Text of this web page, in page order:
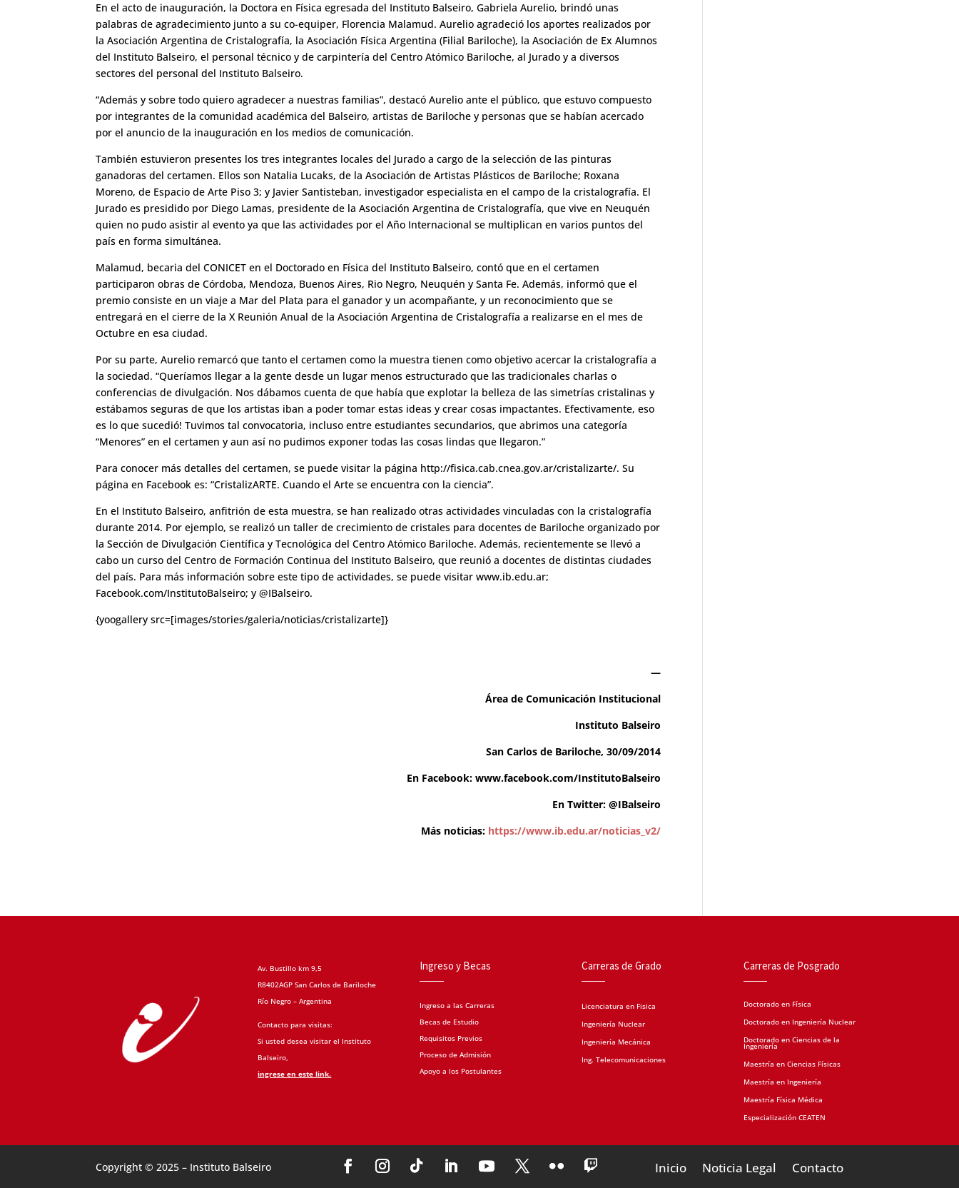
En el acto de inauguración, la Doctora en Física egresada del Instituto Balseiro, Gabriela Aurelio, brindó unas
palabras de agradecimiento junto a su co-equiper, Florencia Malamud. Aurelio agradeció los aportes realizados por
la Asociación Argentina de Cristalografía, la Asociación Física Argentina (Filial Bariloche), la Asociación de Ex Alumnos
del Instituto Balseiro, el personal técnico y de carpintería del Centro Atómico Bariloche, al Jurado y a diversos
sectores del personal del Instituto Balseiro.
“Además y sobre todo quiero agradecer a nuestras familias”, destacó Aurelio ante el público, que estuvo compuesto
por integrantes de la comunidad académica del Balseiro, artistas de Bariloche y personas que se habían acercado
por el anuncio de la inauguración en los medios de comunicación.
También estuvieron presentes los tres integrantes locales del Jurado a cargo de la selección de las pinturas
ganadoras del certamen. Ellos son Natalia Lucaks, de la Asociación de Artistas Plásticos de Bariloche; Roxana
Moreno, de Espacio de Arte Piso 3; y Javier Santisteban, investigador especialista en el campo de la cristalografía. El
Jurado es presidido por Diego Lamas, presidente de la Asociación Argentina de Cristalografía, que vive en Neuquén
quien no pudo asistir al evento ya que las actividades por el Año Internacional se multiplican en varios puntos del
país en forma simultánea.
Malamud, becaria del CONICET en el Doctorado en Física del Instituto Balseiro, contó que en el certamen
participaron obras de Córdoba, Mendoza, Buenos Aires, Rio Negro, Neuquén y Santa Fe. Además, informó que el
premio consiste en un viaje a Mar del Plata para el ganador y un acompañante, y un reconocimiento que se
entregará en el cierre de la X Reunión Anual de la Asociación Argentina de Cristalografía a realizarse en el mes de
Octubre en esa ciudad.
Por su parte, Aurelio remarcó que tanto el certamen como la muestra tienen como objetivo acercar la cristalografía a
la sociedad. “Queríamos llegar a la gente desde un lugar menos estructurado que las tradicionales charlas o
conferencias de divulgación. Nos dábamos cuenta de que había que explotar la belleza de las simetrías cristalinas y
estábamos seguras de que los artistas iban a poder tomar estas ideas y crear cosas impactantes. Efectivamente, eso
es lo que sucedió! Tuvimos tal convocatoria, incluso entre estudiantes secundarios, que abrimos una categoría
“Menores” en el certamen y aun así no pudimos exponer todas las cosas lindas que llegaron.”
Para conocer más detalles del certamen, se puede visitar la página http://fisica.cab.cnea.gov.ar/cristalizarte/. Su
página en Facebook es: “CristalizARTE. Cuando el Arte se encuentra con la ciencia”.
En el Instituto Balseiro, anfitrión de esta muestra, se han realizado otras actividades vinculadas con la cristalografía
durante 2014. Por ejemplo, se realizó un taller de crecimiento de cristales para docentes de Bariloche organizado por
la Sección de Divulgación Científica y Tecnológica del Centro Atómico Bariloche. Además, recientemente se llevó a
cabo un curso del Centro de Formación Continua del Instituto Balseiro, que reunió a docentes de distintas ciudades
del país. Para más información sobre este tipo de actividades, se puede visitar www.ib.edu.ar;
Facebook.com/InstitutoBalseiro; y @IBalseiro.
{yoogallery src=[images/stories/galeria/noticias/cristalizarte]}
—
Área de Comunicación Institucional
Instituto Balseiro
San Carlos de Bariloche, 30/09/2014
En Facebook:www.facebook.com/InstitutoBalseiro
En Twitter:@IBalseiro
Más noticias: https://www.ib.edu.ar/noticias_v2/
Av. Bustillo km 9,5
R8402AGP San Carlos de Bariloche
Río Negro – Argentina
Contacto para visitas:
Si usted desea visitar el Instituto
Balseiro,
ingrese en este link.
Ingreso y Becas
Ingreso a las Carreras
Becas de Estudio
Requisitos Previos
Proceso de Admisión
Apoyo a los Postulantes
Carreras de Grado
Licenciatura en Fisica
Ingeniería Nuclear
Ingeniería Mecánica
Ing. Telecomunicaciones
Carreras de Posgrado
Doctorado en Física
Doctorado en Ingeniería Nuclear
Doctorado en Ciencias de la
Ingeniería
Maestría en Ciencias Físicas
Maestría en Ingeniería
Maestría Física Médica
Especialización CEATEN
Copyright © 2025 – Instituto Balseiro Inicio Noticia Legal Contacto